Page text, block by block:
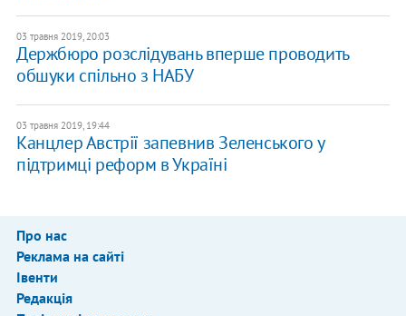
03 травня 2019, 20:03
Держбюро розслідувань вперше проводить
обшуки спільно з НАБУ
03 травня 2019, 19:44
​Канцлер Австрії запевнив Зеленського у
підтримці реформ в Україні
Про нас
Реклама на сайті
Івенти
Редакція